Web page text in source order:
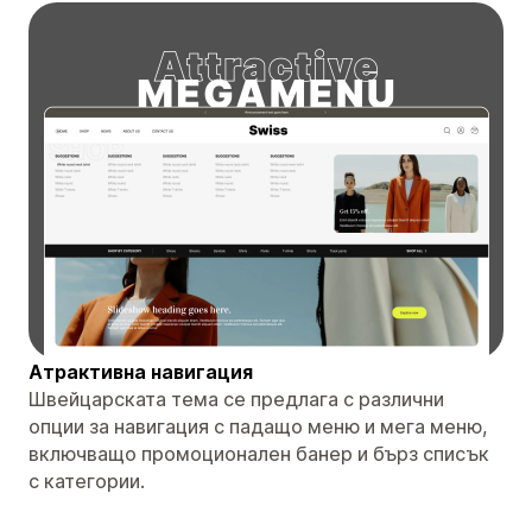
Атрактивна навигация
Швейцарската тема се предлага с различни
опции за навигация с падащо меню и мега меню,
включващо промоционален банер и бърз списък
с категории.